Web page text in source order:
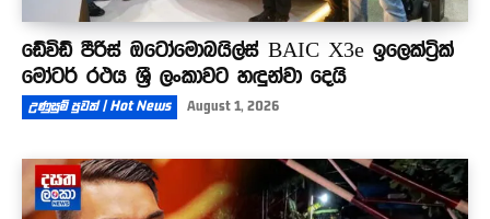
ඩේවිඩ් පීරිස් ඔටෝමොබයිල්ස් BAIC X3e ඉලෙක්ට්‍රික්
මෝටර් රථය ශ්‍රී ලංකාවට හඳුන්වා දෙයි
උණුසුම් පුවත් | Hot News August 1, 2026